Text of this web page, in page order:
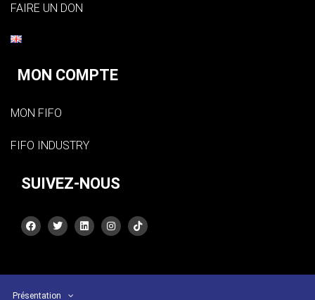
FAIRE UN DON
MON COMPTE
MON FIFO
FIFO INDUSTRY
SUIVEZ-NOUS
Présentation